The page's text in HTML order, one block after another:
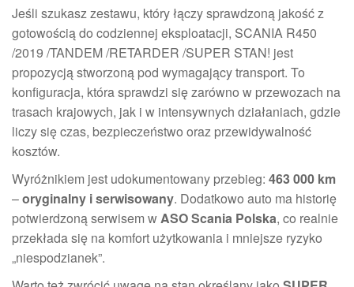
Jeśli szukasz zestawu, który łączy sprawdzoną jakość z
gotowością do codziennej eksploatacji, SCANIA R450
/2019 /TANDEM /RETARDER /SUPER STAN! jest
propozycją stworzoną pod wymagający transport. To
konfiguracja, która sprawdzi się zarówno w przewozach na
trasach krajowych, jak i w intensywnych działaniach, gdzie
liczy się czas, bezpieczeństwo oraz przewidywalność
kosztów.
Wyróżnikiem jest udokumentowany przebieg: 463 000 km
–oryginalny i serwisowany. Dodatkowo auto ma historię
potwierdzoną serwisem wASO Scania Polska, co realnie
przekłada się na komfort użytkowania i mniejsze ryzyko
„niespodzianek”.